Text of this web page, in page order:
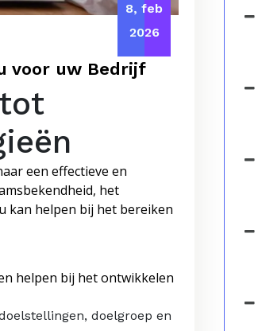
8, feb
2026
voor uw Bedrijf
een effectieve en
het
kan helpen bij het bereiken
helpen bij het ontwikkelen
doelgroep en